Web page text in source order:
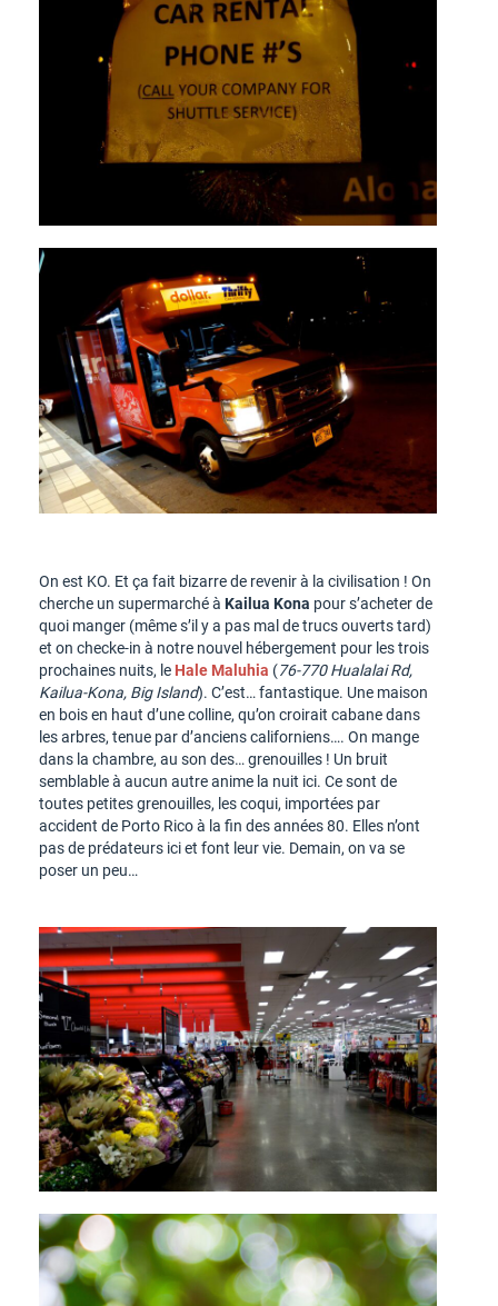
On est KO. Et ça fait bizarre de revenir à la civilisation ! On
cherche un supermarché à Kailua Kona pour s’acheter de
quoi manger (même s’il y a pas mal de trucs ouverts tard)
et on checke-in à notre nouvel hébergement pour les trois
prochaines nuits, le Hale Maluhia (76-770 Hualalai Rd,
Kailua-Kona, Big Island). C’est… fantastique. Une maison
en bois en haut d’une colline, qu’on croirait cabane dans
les arbres, tenue par d’anciens californiens…. On mange
dans la chambre, au son des… grenouilles ! Un bruit
semblable à aucun autre anime la nuit ici. Ce sont de
toutes petites grenouilles, les coqui, importées par
accident de Porto Rico à la fin des années 80. Elles n’ont
pas de prédateurs ici et font leur vie. Demain, on va se
poser un peu…